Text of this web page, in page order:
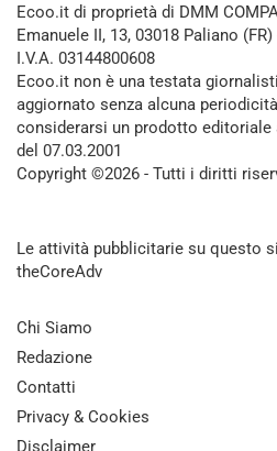
Ecoo.it di proprietà di DMM
Emanuele II, 13, 03018 Paliano
I.V.A. 03144800608
Ecoo.it non è una testata
aggiornato senza alcuna
considerarsi un prodotto editoriale
del 07.03.2001
Copyright ©2026 - Tutti i diritti
Le attività pubblicitarie su questo
theCoreAdv
Chi Siamo
Redazione
Contatti
Privacy & Cookies
Disclaimer